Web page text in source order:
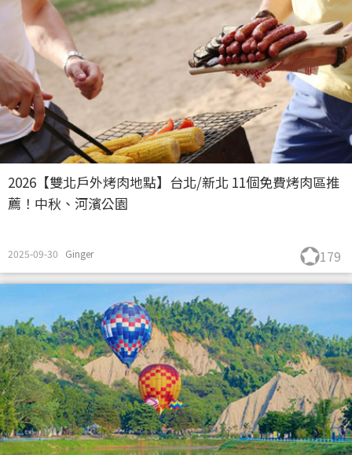
2026【雙北戶外烤肉地點】台北/新北 11個免費烤肉區推
薦！中秋、河濱公園
2025-09-30 Ginger 179